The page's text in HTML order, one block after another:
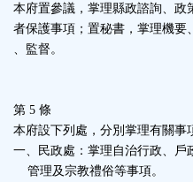
本府置參議，掌理縣政諮詢、
者保護事項；置秘書，掌理機
、監督。
第 5 條
本府設下列處，分別掌理有關事
一、民政處：掌理自治行政、
管理及宗教禮俗等事項。